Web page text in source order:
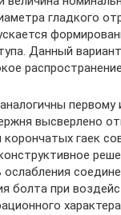
гладкого
Данный
первому
высверлено
корончатых гаек
болта при